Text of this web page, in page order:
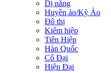
Dị năng
Huyền ảo/Kỳ Ảo
Đô thị
Kiếm hiệp
Tiên Hiệp
Hàn Quốc
Cổ Đại
Hiện Đại